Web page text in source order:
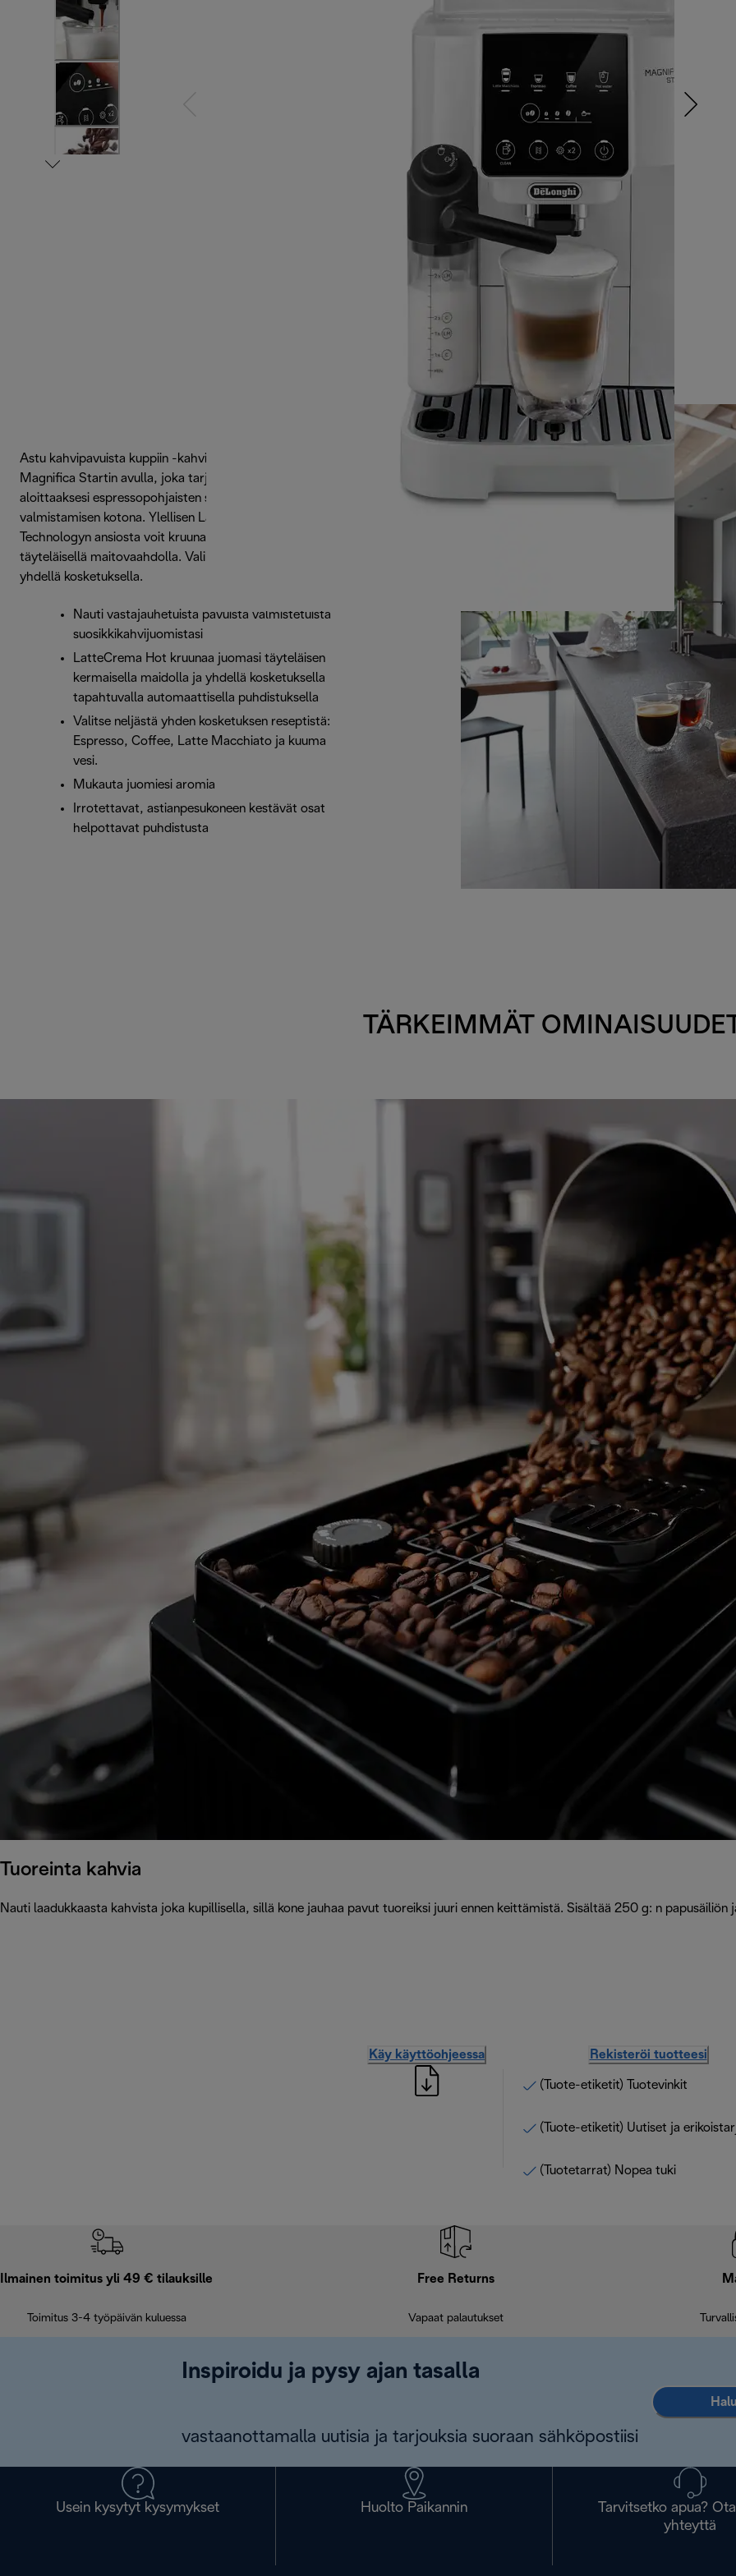
Astu kahvipavuista kuppiin -kahvien maailmaan De'Longhi
Magnifica Startin avulla, joka tarjoaa kaiken mitä tarvitset
aloittaaksesi espressopohjaisten suosikkijuomiesi
valmistamisen kotona. Ylellisen LatteCrema Hot
Technologyn ansiosta voit kruunata juomasi hienon
täyteläisellä maitovaahdolla. Valikoima juomia valmistuu
yhdellä kosketuksella.
Nauti vastajauhetuista pavuista valmistetuista
suosikkikahvijuomistasi
LatteCrema Hot kruunaa juomasi täyteläisen
kermaisella maidolla ja yhdellä kosketuksella
tapahtuvalla automaattisella puhdistuksella
Valitse neljästä yhden kosketuksen reseptistä:
Espresso, Coffee, Latte Macchiato ja kuuma
vesi.
Mukauta juomiesi aromia
Irrotettavat, astianpesukoneen kestävät osat
helpottavat puhdistusta
TÄRKEIMMÄT
Tuoreinta kahvia
Nauti laadukkaasta kahvista joka kupillisella, sillä kone jauhaa pavut tuoreiksi juuri ennen keittämistä. Sisältää 250 g: n papusäiliön
Käy käyttöohjeessa Rekisteröi tuotteesi
(Tuote-etiketit) Tuotevinkit
(Tuote-etiketit) Uutiset ja
(Tuotetarrat) Nopea tuki
Ilmainen toimitus yli 49 € tilauksille
Toimitus 3-4 työpäivän kuluessa
Free Returns
Vapaat palautukset
Inspiroidu ja pysy ajan tasalla
vastaanottamalla uutisia ja tarjouksia suoraan sähköpostiisi
Usein kysytyt kysymykset Huolto Paikannin
Tarvitsetko apua?
yhteyttä